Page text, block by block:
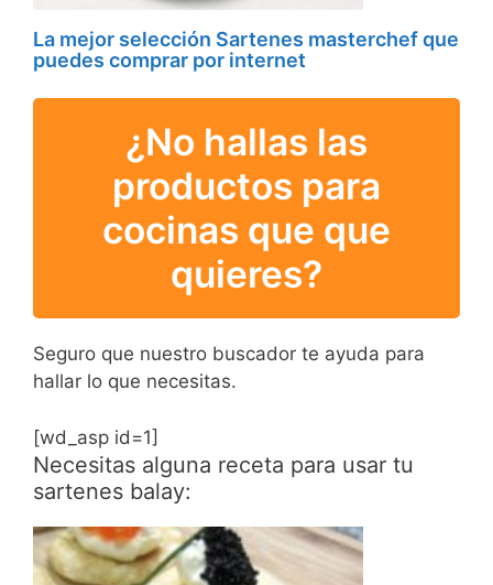
La mejor selección Sartenes masterchef que
puedes comprar por internet
¿No hallas las
productos para
cocinas que que
quieres?
Seguro que nuestro buscador te ayuda para
hallar lo que necesitas.
[wd_asp id=1]
Necesitas alguna receta para usar tu
sartenes balay: